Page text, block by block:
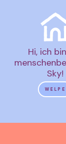
Hi, ich
Sky!
WELPE